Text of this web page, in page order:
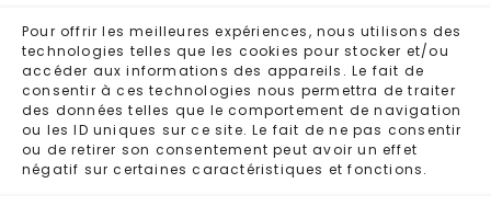
Pour offrir les meilleures expériences, nous utilisons des
technologies telles que les cookies pour stocker et/ou
accéder aux informations des appareils. Le fait de
consentir à ces technologies nous permettra de traiter
des données telles que le comportement de navigation
ou les ID uniques sur ce site. Le fait de ne pas consentir
ou de retirer son consentement peut avoir un effet
négatif sur certaines caractéristiques et fonctions.
Read More »